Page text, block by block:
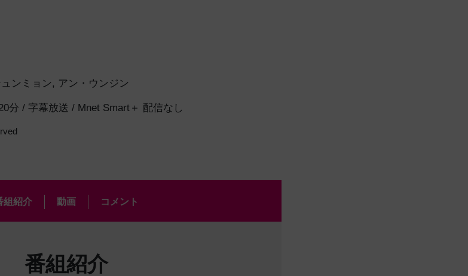
ンミョン, アン・ウンジン
分 / 字幕放送 / Mnet Smart＋ 配信なし
組紹介 動画 コメント
番組紹介